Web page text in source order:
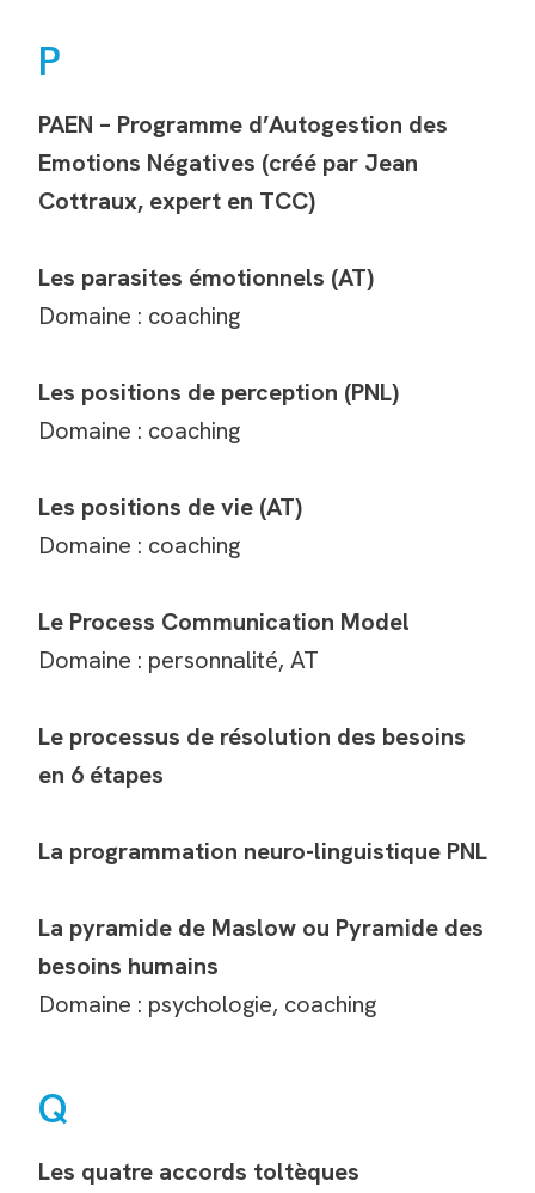
P
PAEN – Programme d’Autogestion des
Emotions Négatives (créé par Jean
Cottraux, expert en TCC)
Les parasites émotionnels (AT)
Domaine : coaching
Les positions de perception (PNL)
Domaine : coaching
Les positions de vie (AT)
Domaine : coaching
Le Process Communication Model
Domaine : personnalité, AT
Le processus de résolution des besoins
en 6 étapes
La programmation neuro-linguistique PNL
La pyramide de Maslow ou Pyramide des
besoins humains
Domaine : psychologie, coaching
Q
Les quatre accords toltèques